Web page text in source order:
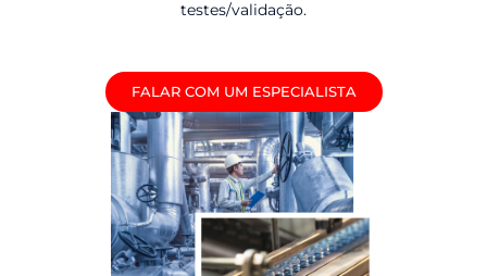
testes/validação.
FALAR COM UM ESPECIALISTA